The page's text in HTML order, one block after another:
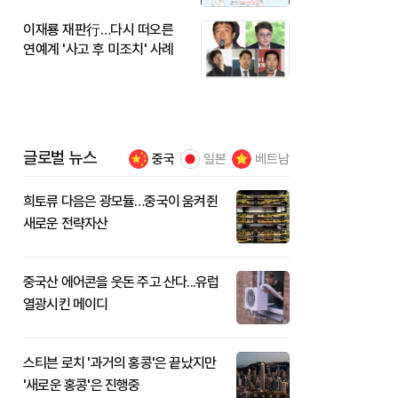
이재룡 재판行…다시 떠오른
연예계 '사고 후 미조치' 사례
글로벌 뉴스 중국 일본 베트남
희토류 다음은 광모듈…중국이 움켜쥔
새로운 전략자산
중국산 에어콘을 웃돈 주고 산다...유럽
열광시킨 메이디
스티븐 로치 '과거의 홍콩'은 끝났지만
'새로운 홍콩'은 진행중